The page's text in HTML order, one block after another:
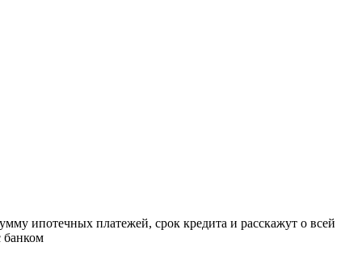
ипотечных платежей, срок кредита и расскажут о всей
банком